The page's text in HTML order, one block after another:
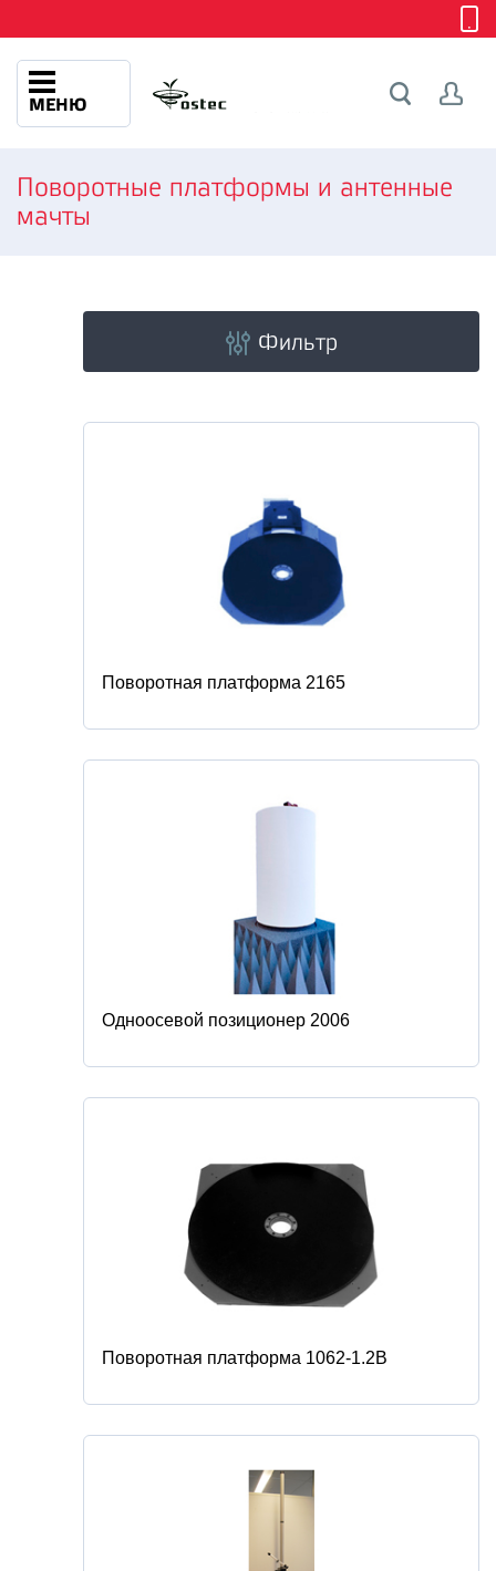
МЕНЮ
Поворотные платформы и антенные
мачты
Фильтр
Поворотная платформа 2165
Одноосевой позиционер 2006
Поворотная платформа 1062-1.2B